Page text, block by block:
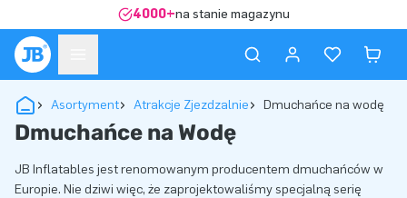
4000+na stanie magazynu
Asortyment Atrakcje Zjezdzalnie Dmuchańce na wodę
Dmuchańce na Wodę
JB Inflatables jest renomowanym producentem dmuchańców w
Europie. Nie dziwi więc, że zaprojektowaliśmy specjalną serię